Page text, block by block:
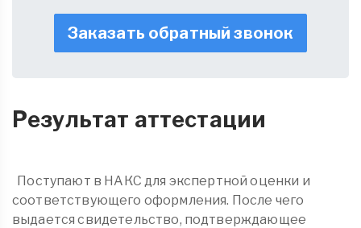
Заказать обратный звонок
Результат аттестации
Поступают в НАКС для экспертной оценки и
соответствующего оформления. После чего
выдается свидетельство, подтверждающее